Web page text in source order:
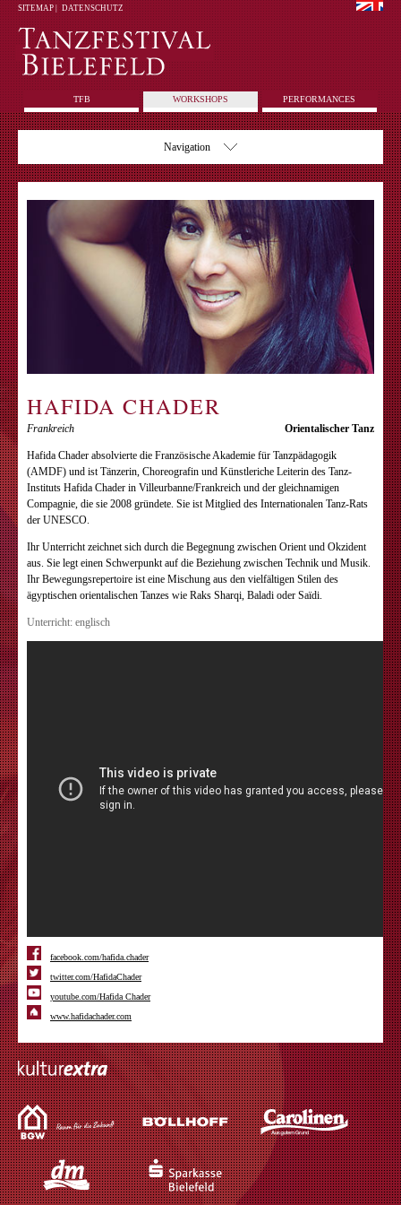
SITEMAP| DATENSCHUTZ
TFB WORKSHOPS PERFORMANCES
Navigation
HAFIDA CHADER
Orientalischer Tanz
Frankreich
Hafida Chader absolvierte die Französische Akademie für Tanzpädagogik
(AMDF) und ist Tänzerin, Choreografin und Künstleriche Leiterin des Tanz-
Instituts Hafida Chader in Villeurbanne/Frankreich und der gleichnamigen
Compagnie, die sie 2008 gründete. Sie ist Mitglied des Internationalen Tanz-Rats
der UNESCO.
Ihr Unterricht zeichnet sich durch die Begegnung zwischen Orient und Okzident
aus. Sie legt einen Schwerpunkt auf die Beziehung zwischen Technik und Musik.
Ihr Bewegungsrepertoire ist eine Mischung aus den vielfältigen Stilen des
ägyptischen orientalischen Tanzes wie Raks Sharqi, Baladi oder Saïdi.
Unterricht: englisch
facebook.com/hafida.chader
twitter.com/HafidaChader
youtube.com/Hafida Chader
www.hafidachader.com